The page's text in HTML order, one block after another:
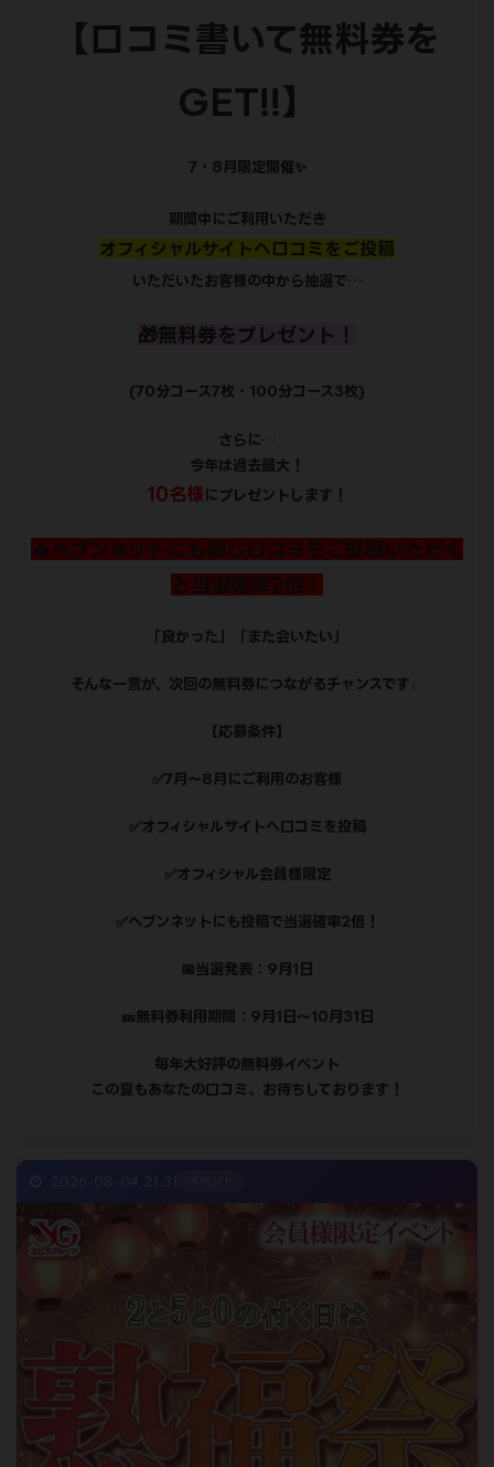
【口コミ書いて無料券を
GET!!】
7・8月限定開催✨
期間中にご利用いただき
オフィシャルサイトへ口コミを ご投稿
いただいたお客様の中から抽選で…
🎁無料券をプレゼント！
(70分コース7枚・100分コース3枚)
さらに…
今年は過去最大！
10名様 にプレゼントします！
🔥ヘブンネットにも同じ口コミをご投稿いただく
と当選確率2倍！
「良かった」「また会いたい」
そんな一言が、次回の無料券につながるチャンスです♩
【応募条件】
✅7月〜8月にご利用のお客様
✅オフィシャルサイトへ口コミを投稿
✅オフィシャル会員様限定
✅ヘブンネットにも投稿で当選確率2倍！
📅当選発表：9月1日
🎫無料券利用期間：9月1日〜10月31日
毎年大好評の無料券イベント
この夏もあなたの口コミ、お待ちしております！